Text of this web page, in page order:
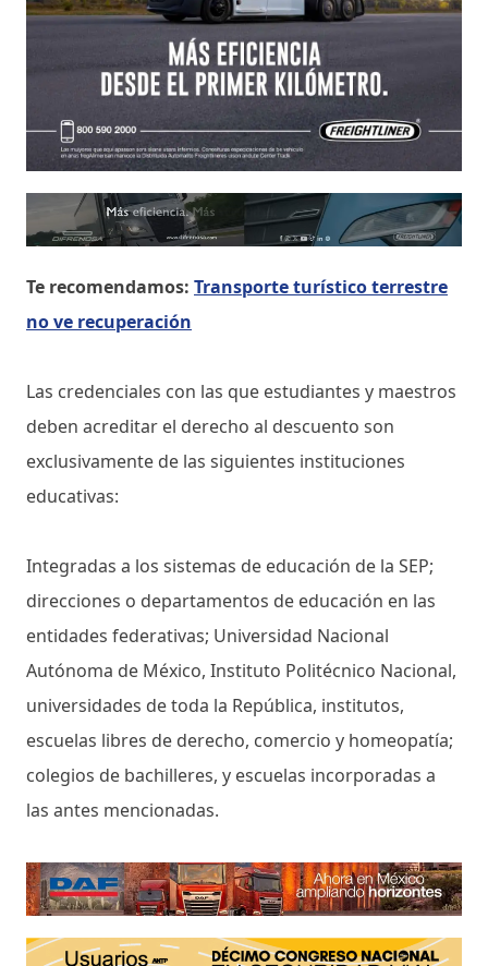
Te recomendamos: Transporte turístico terrestre
no ve recuperación
Las credenciales con las que estudiantes y maestros
deben acreditar el derecho al descuento son
exclusivamente de las siguientes instituciones
educativas:
Integradas a los sistemas de educación de la SEP;
direcciones o departamentos de educación en las
entidades federativas; Universidad Nacional
Autónoma de México, Instituto Politécnico Nacional,
universidades de toda la República, institutos,
escuelas libres de derecho, comercio y homeopatía;
colegios de bachilleres, y escuelas incorporadas a
las antes mencionadas.